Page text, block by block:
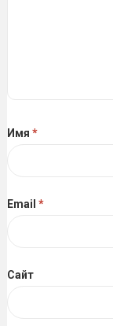
Имя *
Email *
Сайт